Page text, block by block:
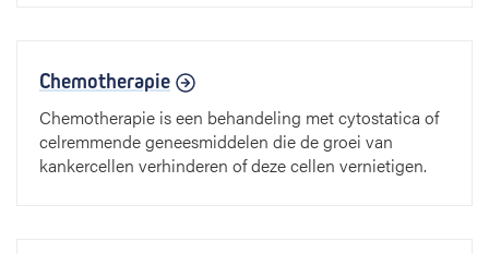
Chemotherapie
Chemotherapie is een behandeling met cytostatica of
celremmende geneesmiddelen die de groei van
kankercellen verhinderen of deze cellen vernietigen.